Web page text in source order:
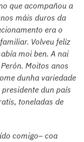
que acompañou a
máis duros da
era o
Volveu feliz
moi ben. A nai
Moitos anos
dunha variedade
dun país
toneladas de
comigo– coa